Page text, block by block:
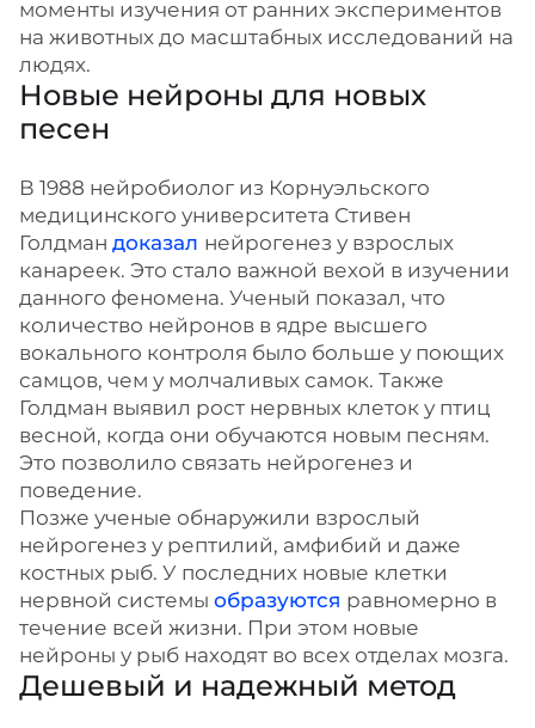
моменты изучения от ранних экспериментов
на животных до масштабных исследований на
людях.
Новые нейроны для новых
песен
В 1988 нейробиолог из Корнуэльского
медицинского университета Стивен
Голдман доказал нейрогенез у взрослых
канареек. Это стало важной вехой в изучении
данного феномена. Ученый показал, что
количество нейронов в ядре высшего
вокального контроля было больше у поющих
самцов, чем у молчаливых самок. Также
Голдман выявил рост нервных клеток у птиц
весной, когда они обучаются новым песням.
Это позволило связать нейрогенез и
поведение.
Позже ученые обнаружили взрослый
нейрогенез у рептилий, амфибий и даже
костных рыб. У последних новые клетки
нервной системы образуются равномерно в
течение всей жизни. При этом новые
нейроны у рыб находят во всех отделах мозга.
Дешевый и надежный метод